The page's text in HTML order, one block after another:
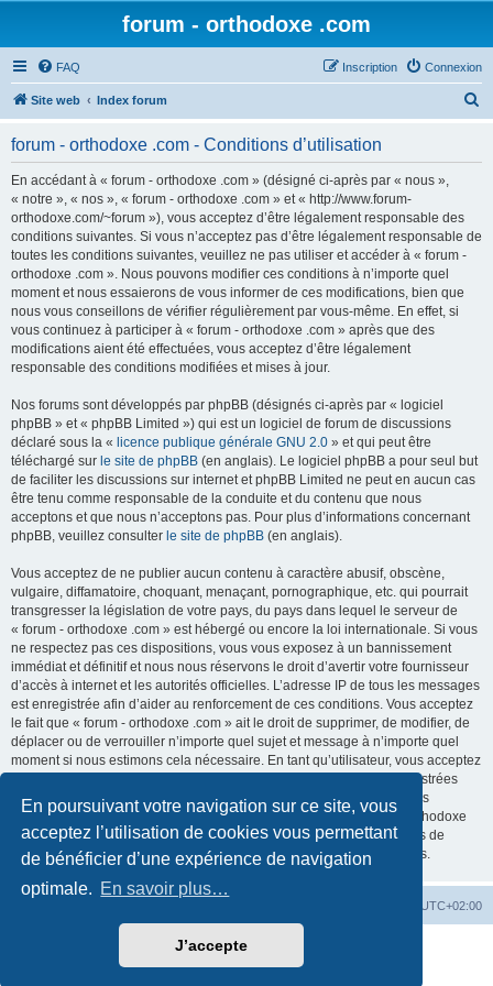
En poursuivant votre navigation sur ce site, vous
acceptez l’utilisation de cookies vous permettant
de bénéficier d’une expérience de navigation
optimale. En savoir plus…
J’accepte
forum - orthodoxe .com
FAQ Connexion
Inscription
Site web Index forum
forum - orthodoxe .com - Conditions d’utilisation
En accédant à « forum - orthodoxe .com » (désigné ci-après par « nous »,
« notre », « nos », « forum - orthodoxe .com » et « http://www.forum-
orthodoxe.com/~forum »), vous acceptez d’être légalement responsable des
conditions suivantes. Si vous n’acceptez pas d’être légalement responsable de
toutes les conditions suivantes, veuillez ne pas utiliser et accéder à « forum -
orthodoxe .com ». Nous pouvons modifier ces conditions à n’importe quel
moment et nous essaierons de vous informer de ces modifications, bien que
nous vous conseillons de vérifier régulièrement par vous-même. En effet, si
vous continuez à participer à « forum - orthodoxe .com » après que des
modifications aient été effectuées, vous acceptez d’être légalement
responsable des conditions modifiées et mises à jour.
Nos forums sont développés par phpBB (désignés ci-après par « logiciel
phpBB » et « phpBB Limited ») qui est un logiciel de forum de discussions
déclaré sous la « licence publique générale GNU 2.0 » et qui peut être
téléchargé sur le site de phpBB (en anglais). Le logiciel phpBB a pour seul but
de faciliter les discussions sur internet et phpBB Limited ne peut en aucun cas
être tenu comme responsable de la conduite et du contenu que nous
acceptons et que nous n’acceptons pas. Pour plus d’informations concernant
phpBB, veuillez consulter le site de phpBB (en anglais).
Vous acceptez de ne publier aucun contenu à caractère abusif, obscène,
vulgaire, diffamatoire, choquant, menaçant, pornographique, etc. qui pourrait
transgresser la législation de votre pays, du pays dans lequel le serveur de
« forum - orthodoxe .com » est hébergé ou encore la loi internationale. Si vous
ne respectez pas ces dispositions, vous vous exposez à un bannissement
immédiat et définitif et nous nous réservons le droit d’avertir votre fournisseur
d’accès à internet et les autorités officielles. L’adresse IP de tous les messages
est enregistrée afin d’aider au renforcement de ces conditions. Vous acceptez
le fait que « forum - orthodoxe .com » ait le droit de supprimer, de modifier, de
déplacer ou de verrouiller n’importe quel sujet et message à n’importe quel
moment si nous estimons cela nécessaire. En tant qu’utilisateur, vous acceptez
que toutes les informations que vous avez renseignées soient enregistrées
dans notre base de données. Bien que ces informations ne seront pas
diffusées à une tierce partie sans votre consentement, ni « forum - orthodoxe
.com », ni phpBB, ne pourront être tenus comme responsables en cas de
tentative de piratage informatique visant à compromettre vos données.
UTC+02:00
phpBB® Forum Software © phpBB Limited
©